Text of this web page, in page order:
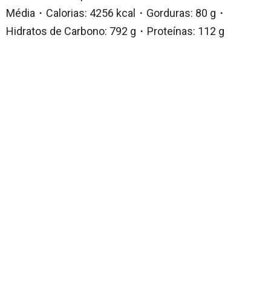
Média・Calorias: 4256 kcal・Gorduras: 80 g・
Hidratos de Carbono: 792 g・Proteínas: 112 g